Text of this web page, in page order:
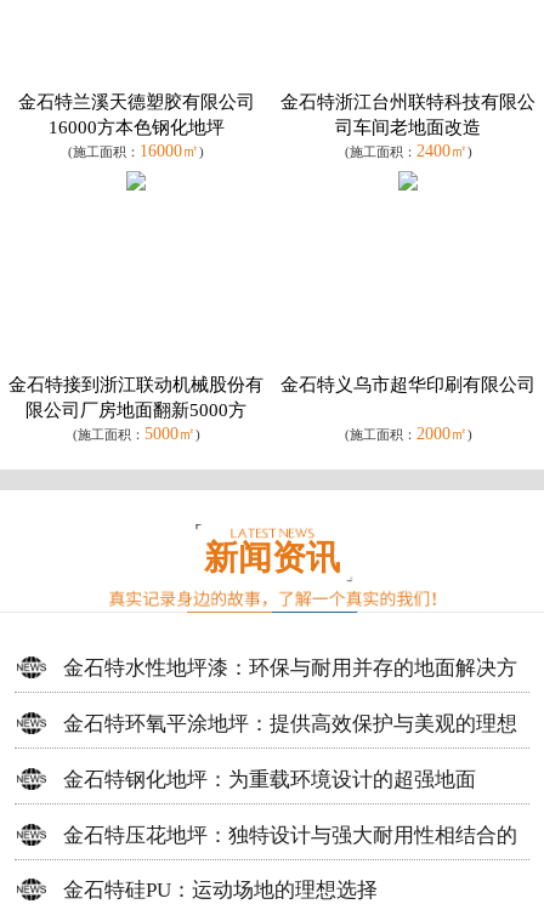
金石特兰溪天德塑胶有限公司
16000方本色钢化地坪
(施工面积： 16000㎡)
金石特浙江台州联特科技有限公
司车间老地面改造
(施工面积： 2400㎡)
金石特接到浙江联动机械股份有
限公司厂房地面翻新5000方
(施工面积： 5000㎡)
金石特义乌市超华印刷有限公司
(施工面积： 2000㎡)
新闻资讯
金石特水性地坪漆：环保与耐用并存的地面解决方
案
金石特环氧平涂地坪：提供高效保护与美观的理想
选择
金石特钢化地坪：为重载环境设计的超强地面
金石特压花地坪：独特设计与强大耐用性相结合的
地面材料
金石特硅PU：运动场地的理想选择